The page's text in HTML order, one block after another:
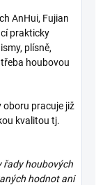
AnHui, Fujian
prakticky
plísně,
houbovou
oboru pracuje již
kvalitou tj.
řady houbových
hodnot ani